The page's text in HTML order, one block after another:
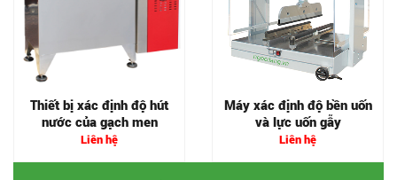
Thiết bị xác định độ hút
nước của gạch men
Liên hệ
Máy xác định độ bền uốn
và lực uốn gẫy
Liên hệ